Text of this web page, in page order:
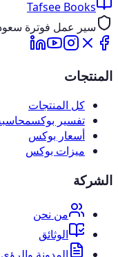
Tafsee Books
سير عمل فوترة
المنتجات
كل المنتجات
تفسير بوكس
أسعار بوكس
ميزات بوكس
الشركة
من نحن
الوثائق
المدونة والرؤى